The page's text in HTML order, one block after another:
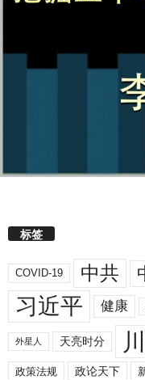
标签
COVID-19 中共
习近平 健康
外星人 天亮时分
政策法规 政论天下